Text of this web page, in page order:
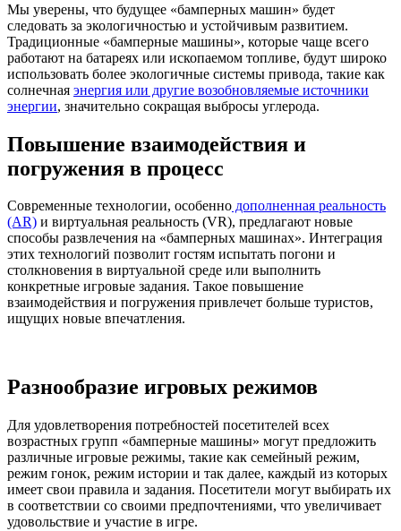
Мы уверены, что будущее «бамперных машин» будет
следовать за экологичностью и устойчивым развитием.
Традиционные «бамперные машины», которые чаще всего
работают на батареях или ископаемом топливе, будут широко
использовать более экологичные системы привода, такие как
солнечная энергия или другие возобновляемые источники
энергии, значительно сокращая выбросы углерода.
Повышение взаимодействия и
погружения в процесс
Современные технологии, особенно дополненная реальность
(AR) и виртуальная реальность (VR), предлагают новые
способы развлечения на «бамперных машинах». Интеграция
этих технологий позволит гостям испытать погони и
столкновения в виртуальной среде или выполнить
конкретные игровые задания. Такое повышение
взаимодействия и погружения привлечет больше туристов,
ищущих новые впечатления.
Разнообразие игровых режимов
Для удовлетворения потребностей посетителей всех
возрастных групп «бамперные машины» могут предложить
различные игровые режимы, такие как семейный режим,
режим гонок, режим истории и так далее, каждый из которых
имеет свои правила и задания. Посетители могут выбирать их
в соответствии со своими предпочтениями, что увеличивает
удовольствие и участие в игре.